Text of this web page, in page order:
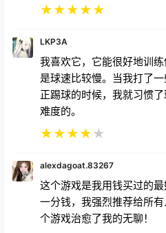
★★★★★
LKP3A
我喜欢它，它能很好地训
是球速比较慢。当我打了
正踢球的时候，我就习惯
难度的。
★★★★★
alexdagoat.83267
这个游戏是我用钱买过的
一分钱，我强烈推荐给所
个游戏治愈了我的无聊！